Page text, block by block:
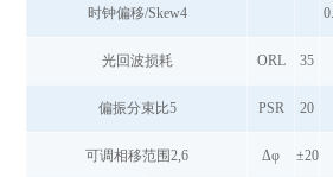
时钟偏移/Skew4
光回波损耗 ORL 35
偏振分束比5 PSR 20
可调相移范围2,6 Δφ ±20